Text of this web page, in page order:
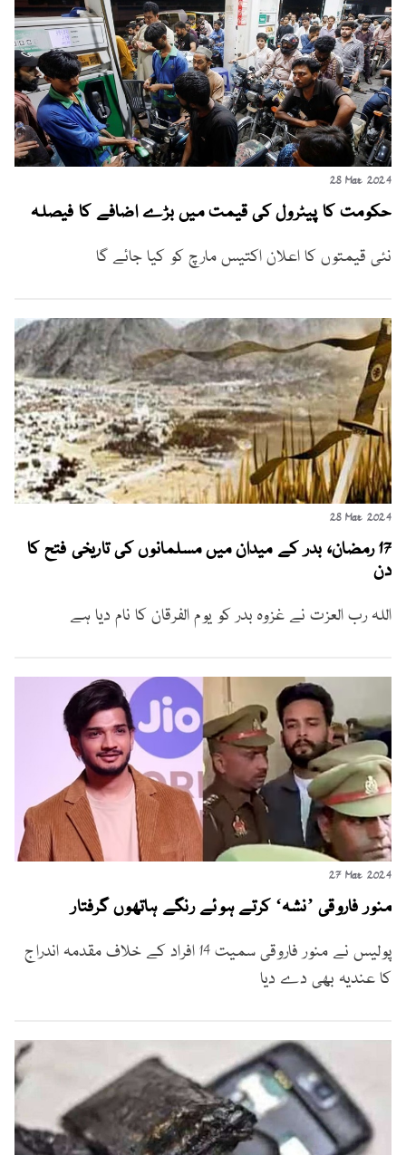
28 Mar 2024
حکومت کا پیٹرول کی قیمت میں بڑے اضافے کا فیصلہ
نئی قیمتوں کا اعلان اکتیس مارچ کو کیا جائے گا
28 Mar 2024
17 رمضان، بدر کے میدان میں مسلمانوں کی تاریخی فتح کا
دن
اللہ رب العزت نے غزوہ بدر کو یوم الفرقان کا نام دیا ہے
27 Mar 2024
منور فاروقی ’نشہ‘ کرتے ہوئے رنگے ہاتھوں گرفتار
پولیس نے منور فاروقی سمیت 14 افراد کے خلاف مقدمہ اندراج
کا عندیہ بھی دے دیا